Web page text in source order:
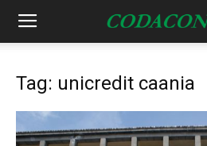
Tag: unicredit caania